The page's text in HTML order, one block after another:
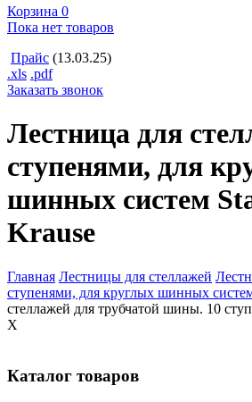
Корзина 0
Пока нет товаров
Прайс (13.03.25)
.xls .pdf
Заказать звонок
Лестница для
ступенями, для
шинных систем
Krause
Главная Лестницы для стеллажей
ступенями, для круглых шинных
стеллажей для трубчатой шины. 10
X
Каталог товаров